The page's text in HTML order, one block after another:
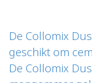
De Collomix
geschikt om
De Collomix